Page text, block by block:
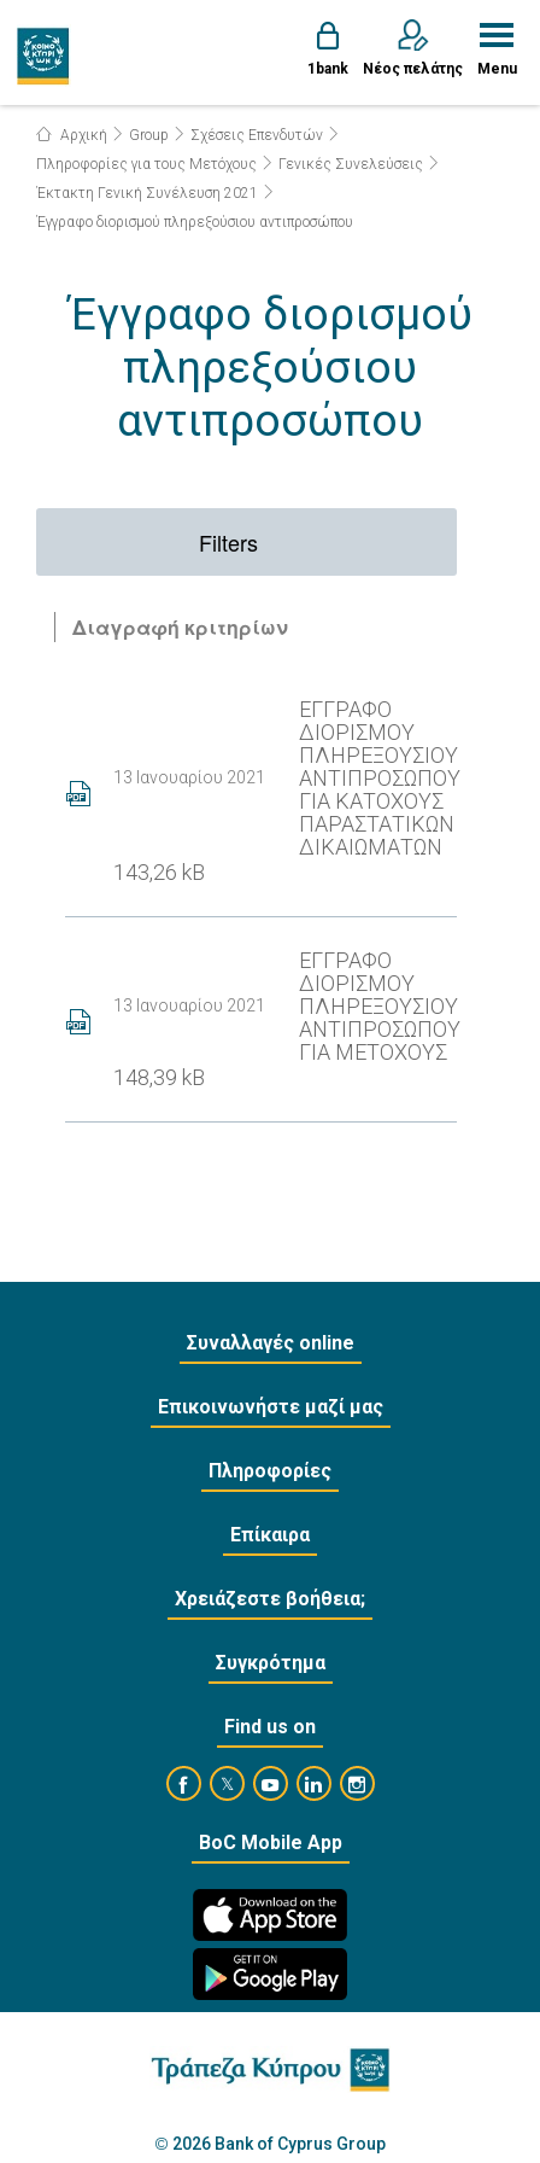
1bank Νέος πελάτης Menu
Αρχική Group
Σχέσεις Επενδυτών
Πληροφορίες για τους Μετόχους
Γενικές Συνελεύσεις
Έκτακτη Γενική Συνέλευση 2021
Έγγραφο διορισμού πληρεξούσιου αντιπροσώπου
Έγγραφο διορισμού
πληρεξούσιου
αντιπροσώπου
Filters
Διαγραφή κριτηρίων
13 Ιανουαρίου 2021
ΕΓΓΡΑΦΟ
ΔΙΟΡΙΣΜΟΥ
ΠΛΗΡΕΞΟΥΣΙΟΥ
ΑΝΤΙΠΡΟΣΩΠΟΥ
ΓΙΑ ΚΑΤΟΧΟΥΣ
ΠΑΡΑΣΤΑΤΙΚΩΝ
ΔΙΚΑΙΩΜΑΤΩΝ
143,26 kB
13 Ιανουαρίου 2021
ΕΓΓΡΑΦΟ
ΔΙΟΡΙΣΜΟΥ
ΠΛΗΡΕΞΟΥΣΙΟΥ
ΑΝΤΙΠΡΟΣΩΠΟΥ
ΓΙΑ ΜΕΤΟΧΟΥΣ
148,39 kB
Συναλλαγές online
Επικοινωνήστε μαζί μας
Πληροφορίες
Επίκαιρα
Χρειάζεστε βοήθεια;
Συγκρότημα
Find us on
https://www.facebook.com/
https://twitter.com/bankofcyprus_
https://www.youtube.com/user/
https://www.linkedin.com/
https://
BoC Mobile App
2026 Bank of Cyprus Group